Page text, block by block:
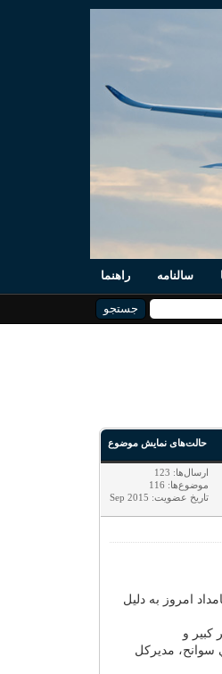
سالنامه راهنما
حالت‌های نمایش موضوع
ارسال‌ها: 123
موضوع‌ها: 116
تاریخ عضویت: Sep 2015
21سال تلاش در عرصه هوانوردي كشور بامداد امروز به دليل
كبير و
بررسي سوانح، مديركل